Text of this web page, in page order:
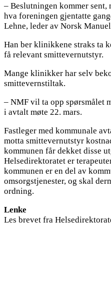
– Beslutningen kommer sent,
hva foreningen gjentatte
Lehne, leder av Norsk
Han ber klinikkene straks ta
få relevant smittevernutstyr.
Mange klinikker har selv
smittevernstiltak.
– NMF vil ta opp spørsmålet
i avtalt møte 22. mars.
Fastleger med kommunale
motta smittevernutstyr
kommunen får dekket disse
Helsedirektoratet er
kommunen er en del av
omsorgstjenester, og skal
ordning.
Lenke
Les brevet fra